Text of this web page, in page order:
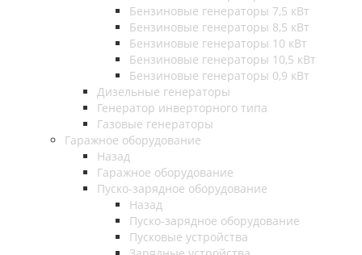
Бензиновые генераторы 7,5 кВт
Бензиновые генераторы 8,5 кВт
Бензиновые генераторы 10 кВт
Бензиновые генераторы 10,5 кВт
Бензиновые генераторы 0,9 кВт
Дизельные генераторы
Генератор инверторного типа
Газовые генераторы
Гаражное оборудование
Назад
Гаражное оборудование
Пуско-зарядное оборудование
Назад
Пуско-зарядное оборудование
Пусковые устройства